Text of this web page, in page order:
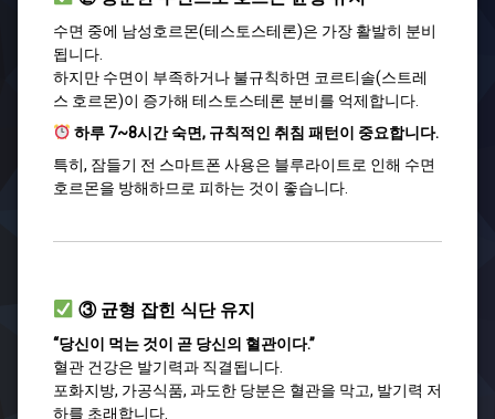
수면 중에 남성호르몬(테스토스테론)은 가장 활발히 분비
됩니다.
하지만 수면이 부족하거나 불규칙하면 코르티솔(스트레
스 호르몬)이 증가해 테스토스테론 분비를 억제합니다.
하루 7~8시간 숙면, 규칙적인 취침 패턴이 중요합니다.
특히, 잠들기 전 스마트폰 사용은 블루라이트로 인해 수면
호르몬을 방해하므로 피하는 것이 좋습니다.
③ 균형 잡힌 식단 유지
“당신이 먹는 것이 곧 당신의 혈관이다.”
혈관 건강은 발기력과 직결됩니다.
포화지방, 가공식품, 과도한 당분은 혈관을 막고, 발기력 저
하를 초래합니다.